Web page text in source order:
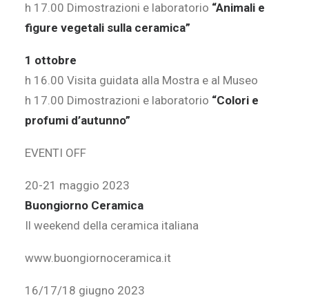
h 17.00 Dimostrazioni e laboratorio “Animali e
figure vegetali sulla ceramica”
1 ottobre
h 16.00 Visita guidata alla Mostra e al Museo
h 17.00 Dimostrazioni e laboratorio “Colori e
profumi d’autunno”
EVENTI OFF
20-21 maggio 2023
Buongiorno Ceramica
Il weekend della ceramica italiana
www.buongiornoceramica.it
16/17/18 giugno 2023